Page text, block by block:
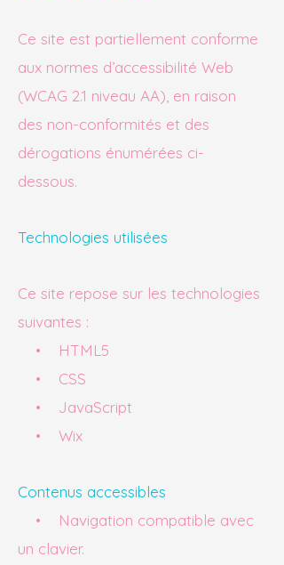
Ce site est partiellement conforme
aux normes d’accessibilité Web
(WCAG 2.1 niveau AA), en raison
des non-conformités et des
dérogations énumérées ci-
dessous.
Technologies utilisées
Ce site repose sur les technologies
suivantes :
• HTML5
• CSS
• JavaScript
• Wix
Contenus accessibles
• Navigation compatible avec
un clavier.